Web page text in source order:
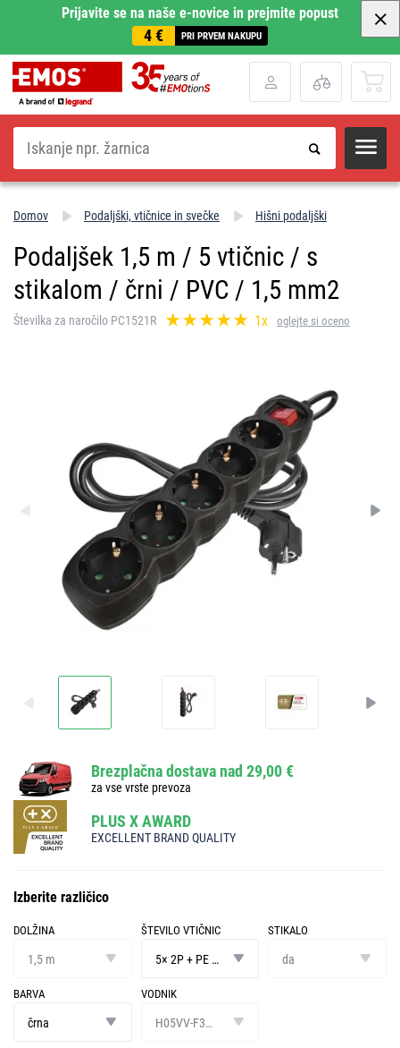
Prijavite se na naše e-novice in prejmite popust
4 € PRI PRVEM NAKUPU
Iskanje
Domov Podaljški, vtičnice in svečke Hišni podaljški
Podaljšek 1,5 m / 5 vtičnic / s
stikalom / črni / PVC / 1,5 mm2
Številka za naročilo PC1521R 1x oglejte si oceno
Brezplačna dostava nad 29,00 €
za vse vrste prevoza
PLUS X AWARD
EXCELLENT BRAND QUALITY
Izberite različico
DOLŽINA
1,5 m
ŠTEVILO VTIČNIC
vtičnic
5× 2P + PE GERMAN
STIKALO
da
BARVA
črna
VODNIK
H05VV-F3G 1,5 mm²